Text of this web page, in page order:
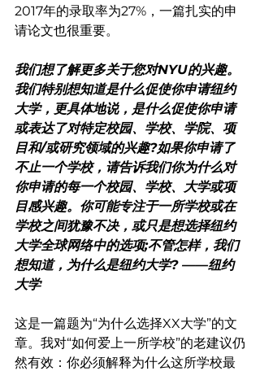
2017年的录取率为27%，一篇扎实的申
请论文也很重要。
我们想了解更多关于您对NYU的兴趣。
我们特别想知道是什么促使你申请纽约
大学，更具体地说，是什么促使你申请
或表达了对特定校园、学校、学院、项
目和/或研究领域的兴趣?如果你申请了
不止一个学校，请告诉我们你为什么对
你申请的每一个校园、学校、大学或项
目感兴趣。你可能专注于一所学校或在
学校之间犹豫不决，或只是想选择纽约
大学全球网络中的选项;不管怎样，我们
想知道，为什么是纽约大学? ——纽约
大学
这是一篇题为“为什么选择XX大学”的文
章。我对“如何爱上一所学校”的老建议仍
然有效：你必须解释为什么这所学校最